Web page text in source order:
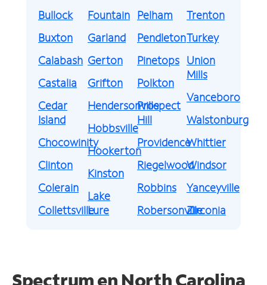
Bullock
Buxton
Calabash
Castalia
Cedar
Island
Chocowinity
Clinton
Colerain
Collettsville
Fountain
Garland
Gerton
Grifton
Hendersonville
Hobbsville
Hookerton
Kinston
Lake
Lure
Pelham
Pendleton
Pinetops
Polkton
Prospect
Hill
Providence
Riegelwood
Robbins
Robersonville
Trenton
Turkey
Union
Mills
Vanceboro
Walstonburg
Whittier
Windsor
Yanceyville
Zirconia
Spectrum en North Carolina